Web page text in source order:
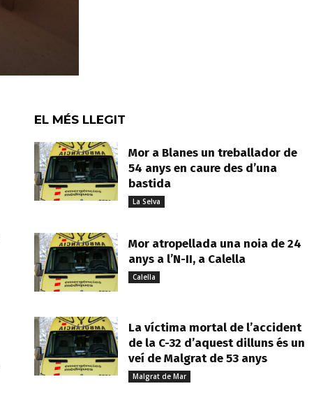
EL MÉS LLEGIT
Mor a Blanes un treballador de
54 anys en caure des d’una
bastida
La Selva
Mor atropellada una noia de 24
anys a l’N-II, a Calella
Calella
La víctima mortal de l’accident
de la C-32 d’aquest dilluns és un
veí de Malgrat de 53 anys
Malgrat de Mar